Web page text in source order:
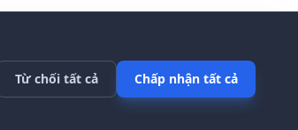
Từ chối tất cả Chấp nhận tất cả